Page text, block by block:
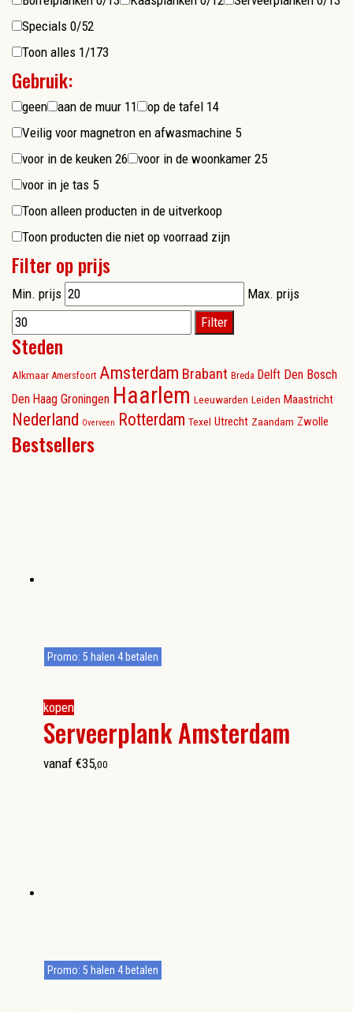
Specials 0/52
Toon alles 1/173
Gebruik:
geen aan de muur 11 op de tafel 14
Veilig voor magnetron en afwasmachine 5
voor in de keuken 26 voor in de woonkamer 25
voor in je tas 5
Toon alleen producten in de uitverkoop
Toon producten die niet op voorraad zijn
Filter op prijs
Min. prijs
Max. prijs
Filter
Steden
Alkmaar Amersfoort Amsterdam Brabant Breda Delft Den Bosch
Den Haag Groningen Haarlem Leeuwarden Leiden Maastricht
Nederland Overveen Rotterdam Texel Utrecht Zaandam Zwolle
Bestsellers
kopen
Serveerplank Amsterdam
Promo: 5 halen 4 betalen
vanaf €35,00
Promo: 5 halen 4 betalen